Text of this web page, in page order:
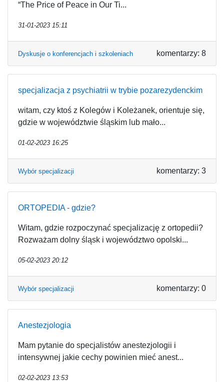
“The Price of Peace in Our Ti...
31-01-2023 15:11
Dyskusje o konferencjach i szkoleniach komentarzy: 8
specjalizacja z psychiatrii w trybie pozarezydenckim
witam, czy ktoś z Kolegów i Koleżanek, orientuje się,
gdzie w województwie śląskim lub mało...
01-02-2023 16:25
Wybór specjalizacji komentarzy: 3
ORTOPEDIA - gdzie?
Witam, gdzie rozpoczynać specjalizację z ortopedii?
Rozważam dolny śląsk i województwo opolski...
05-02-2023 20:12
Wybór specjalizacji komentarzy: 0
Anestezjologia
Mam pytanie do specjalistów anestezjologii i
intensywnej jakie cechy powinien mieć anest...
02-02-2023 13:53